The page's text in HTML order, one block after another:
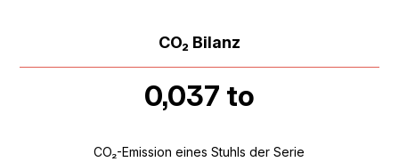
CO₂ Bilanz
0,037 to
CO₂-Emission eines Stuhls der Serie